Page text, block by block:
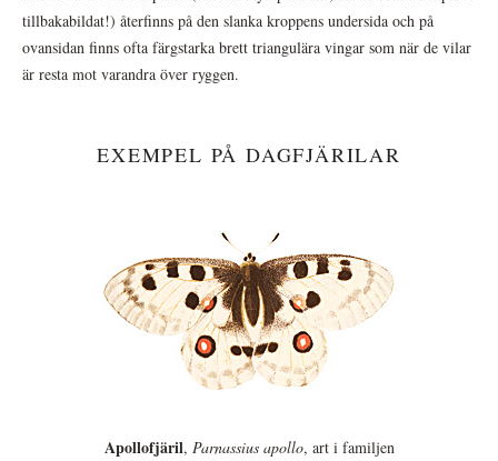
tillbakabildat!) återfinns på den slanka kroppens undersida och på
ovansidan finns ofta färgstarka brett triangulära vingar som när de vilar
är resta mot varandra över ryggen.
EXEMPEL PÅ DAGFJÄRILAR
Apollofjäril, Parnassius apollo, art i familjen